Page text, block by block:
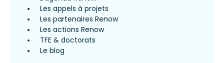
Les appels à projets
Les partenaires Renow
Les actions Renow
TFE & doctorats
Le blog